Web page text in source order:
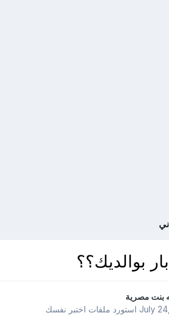
بوالديك؟؟
بنت مصرية
Julyاستورد ملفات اختبر نفسك